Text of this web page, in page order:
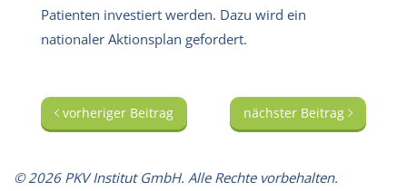
Patienten investiert werden. Dazu wird ein
nationaler Aktionsplan gefordert.
vorheriger Beitrag nächster Beitrag
© 2026 PKV Institut GmbH. Alle Rechte vorbehalten.